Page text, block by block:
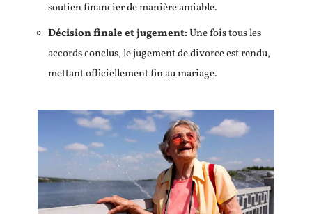
soutien financier de manière amiable.
Décision finale et jugement:Une fois tous les
accords conclus, le jugement de divorce est rendu,
mettant officiellement fin au mariage.